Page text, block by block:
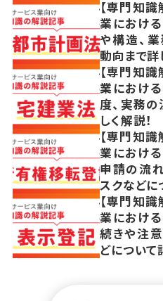
【専門知
業におけ
や構造、
動向まで詳
【専門知
業におけ
度、実務
しく解説！
【専門知
業におけ
申請の流
スクなどに
【専門知
業におけ
続きや注
どについて